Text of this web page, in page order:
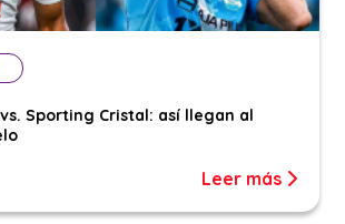
Sporting Cristal: así llegan al
Leer más